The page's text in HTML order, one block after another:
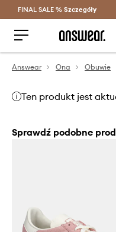
FINAL SALE % Szczegóły
Answear Ona Obuwie
Ten produkt jest
Sprawdź podobne